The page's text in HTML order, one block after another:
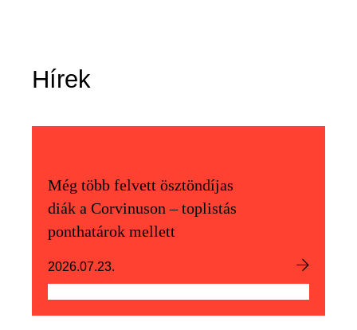
Hírek
Még több felvett ösztöndíjas
diák a Corvinuson – toplistás
ponthatárok mellett
2026.07.23.